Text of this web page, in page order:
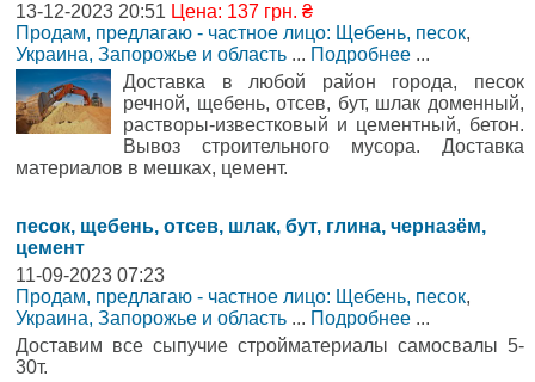
13-12-2023 20:51 Цена: 137 грн. ₴
Продам, предлагаю - частное лицо: Щебень, песок,
Украина, Запорожье и область ... Подробнее ...
Доставка в любой район города, песок
речной, щебень, отсев, бут, шлак доменный,
растворы-известковый и цементный, бетон.
Вывоз строительного мусора. Доставка
материалов в мешках, цемент.
песок, щебень, отсев, шлак, бут, глина, черназём,
цемент
11-09-2023 07:23
Продам, предлагаю - частное лицо: Щебень, песок,
Украина, Запорожье и область ... Подробнее ...
Доставим все сыпучие стройматериалы самосвалы 5-
30т.